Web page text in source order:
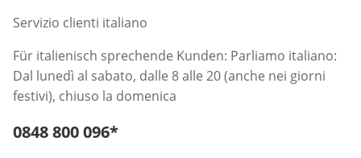
Servizio clienti italiano
Für italienisch sprechende Kunden: Parliamo italiano:
Dal lunedì al sabato, dalle 8 alle 20 (anche nei giorni
festivi), chiuso la domenica
Telefonnummer:
0848 800 096*